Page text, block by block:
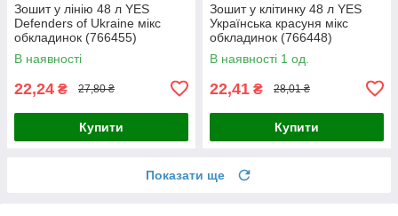
Зошит у лінію 48 л YES
Defenders of Ukraine мікс
обкладинок (766455)
В наявності
22,24 ₴ 27,80 ₴
Купити
Зошит у клітинку 48 л YES
Українська красуня мікс
обкладинок (766448)
В наявності 1 од.
22,41 ₴ 28,01 ₴
Купити
Показати ще